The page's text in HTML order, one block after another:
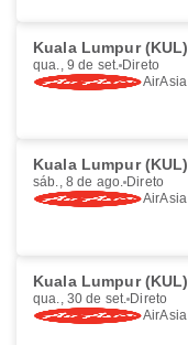
Kuala Lumpur (KUL)
qua., 9 de set. Direto
AirAsia
Kuala Lumpur (KUL)
sáb., 8 de ago. Direto
AirAsia
Kuala Lumpur (KUL)
qua., 30 de set. Direto
AirAsia